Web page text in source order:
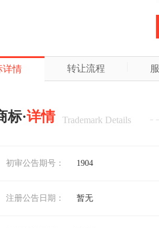
详情 转让流程
标·详情 Trademark Details
初审公告期号： 1904
注册公告日期： 暂无